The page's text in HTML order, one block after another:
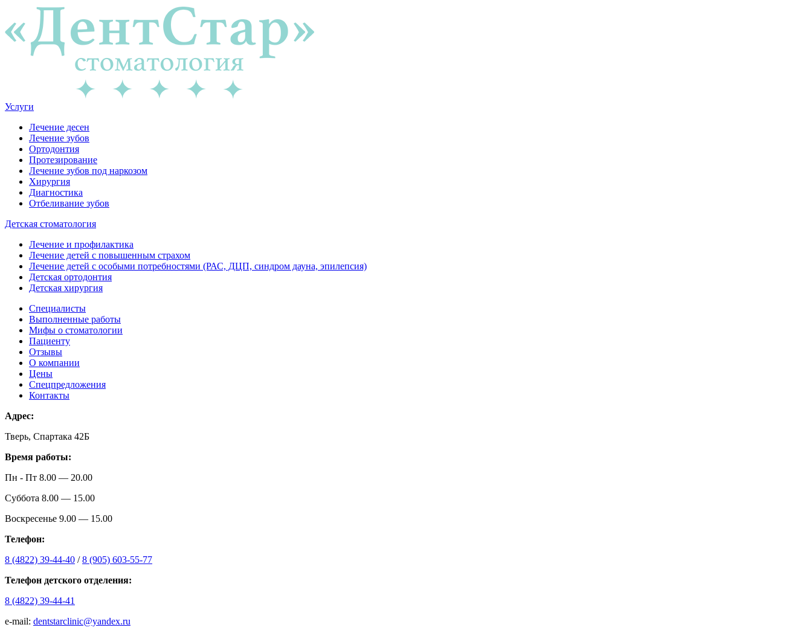
Услуги
Лечение десен
Лечение зубов
Ортодонтия
Протезирование
Лечение зубов под наркозом
Хирургия
Диагностика
Отбеливание зубов
Детская стоматология
Лечение и профилактика
Лечение детей с повышенным страхом
Лечение детей с особыми потребностями (РАС, ДЦП, синдром дауна, эпилепсия)
Детская ортодонтия
Детская хирургия
Специалисты
Выполненные работы
Мифы о стоматологии
Пациенту
Отзывы
О компании
Цены
Спецпредложения
Контакты
Адрес:
Тверь, Спартака 42Б
Время работы:
Пн - Пт 8.00 — 20.00
Суббота 8.00 — 15.00
Воскресенье 9.00 — 15.00
Телефон:
8 (4822) 39-44-40 /8 (905) 603-55-77
Телефон детского отделения:
8 (4822) 39-44-41
е-mail: dentstarclinic@yandex.ru